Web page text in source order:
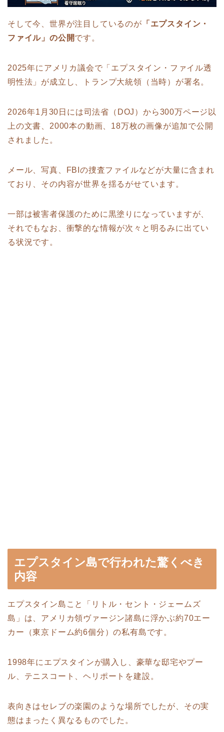
そして今、世界が注目しているのが 「エプスタイン・
ファイル」の公開です。
2025年にアメリカ議会で「エプスタイン・ファイル透
明性法」が成立し、トランプ大統領（当時）が署名。
2026年1月30日には司法省（DOJ）から300万ページ以
上の文書、2000本の動画、18万枚の画像が追加で公開
されました。
メール、写真、FBIの捜査ファイルなどが大量に含まれ
ており、その内容が世界を揺るがせています。
一部は被害者保護のために黒塗りになっていますが、
それでもなお、衝撃的な情報が次々と明るみに出てい
る状況です。
エプスタイン島で行われた驚くべき
内容
エプスタイン島こと「リトル・セント・ジェームズ
島」は、アメリカ領ヴァージン諸島に浮かぶ約70エー
カー（東京ドーム約6個分）の私有島です。
1998年にエプスタインが購入し、豪華な邸宅やプー
ル、テニスコート、ヘリポートを建設。
表向きはセレブの楽園のような場所でしたが、その実
態はまったく異なるものでした。